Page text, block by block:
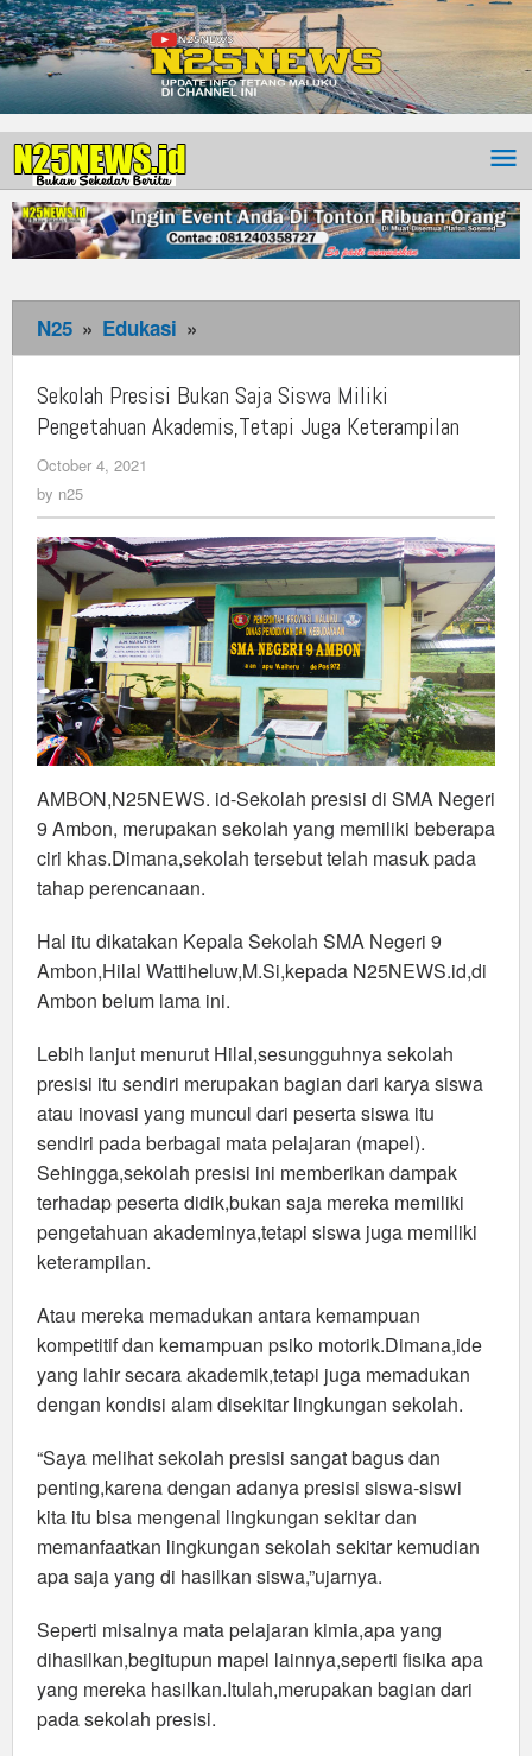
N25 » Edukasi »
Presisi
Bukan
Saja
Siswa
Akademis,Tetapi
Juga
Keterampilan
Sekolah Presisi Bukan Saja Siswa Miliki
Pengetahuan Akademis,Tetapi Juga Keterampilan
October 4, 2021
by n25
AMBON,N25NEWS. id-Sekolah presisi di SMA Negeri
9 Ambon, merupakan sekolah yang memiliki beberapa
ciri khas.Dimana,sekolah tersebut telah masuk pada
tahap perencanaan.
Hal itu dikatakan Kepala Sekolah SMA Negeri 9
Ambon,Hilal Wattiheluw,M.Si,kepada N25NEWS.id,di
Ambon belum lama ini.
Lebih lanjut menurut Hilal,sesungguhnya sekolah
presisi itu sendiri merupakan bagian dari karya siswa
atau inovasi yang muncul dari peserta siswa itu
sendiri pada berbagai mata pelajaran (mapel).
Sehingga,sekolah presisi ini memberikan dampak
terhadap peserta didik,bukan saja mereka memiliki
pengetahuan akademinya,tetapi siswa juga memiliki
keterampilan.
Atau mereka memadukan antara kemampuan
kompetitif dan kemampuan psiko motorik.Dimana,ide
yang lahir secara akademik,tetapi juga memadukan
dengan kondisi alam disekitar lingkungan sekolah.
“Saya melihat sekolah presisi sangat bagus dan
penting,karena dengan adanya presisi siswa-siswi
kita itu bisa mengenal lingkungan sekitar dan
memanfaatkan lingkungan sekolah sekitar kemudian
apa saja yang di hasilkan siswa,”ujarnya.
Seperti misalnya mata pelajaran kimia,apa yang
dihasilkan,begitupun mapel lainnya,seperti fisika apa
yang mereka hasilkan.Itulah,merupakan bagian dari
pada sekolah presisi.